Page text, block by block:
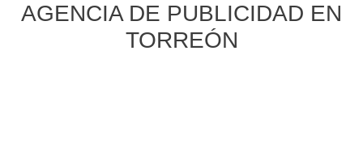
AGENCIA DE PUBLICIDAD EN
TORREÓN